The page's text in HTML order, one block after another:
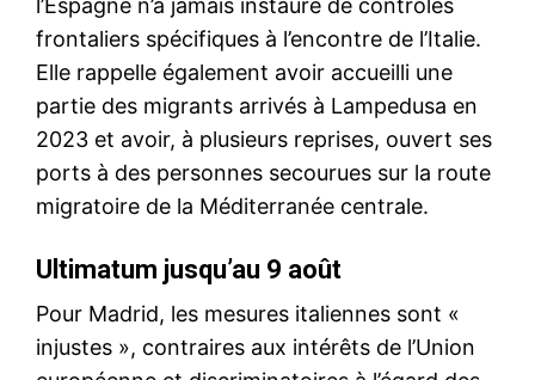
cherchait encore. Ce matin,
le monde s’est réveillé sur
l’émergence d’un nouvel
acteur de taille qui…